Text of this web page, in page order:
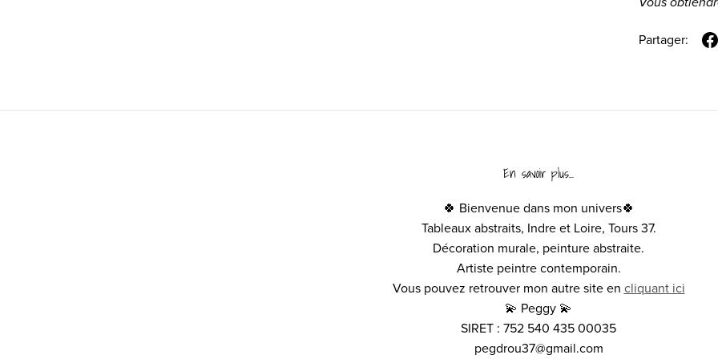
Partager:
En savoir plus...
🍀 Bienvenue dans mon univers🍀
Tableaux abstraits, Indre et Loire, Tours 37.
Décoration murale, peinture abstraite.
Artiste peintre contemporain.
Vous pouvez retrouver mon autre site en cliquant ici
💫 Peggy 💫
SIRET : 752 540 435 00035
pegdrou37@gmail.com